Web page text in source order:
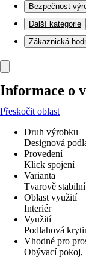
Bezpečnost
Další kategorie
Zákaznická
Informace o
Přeskočit oblast
Druh výrobku
Designová
Provedení
Klick spojení
Varianta
Tvarově stabilní
Oblast využití
Interiér
Využití
Podlahová
Vhodné pro
Obývací pokoj,